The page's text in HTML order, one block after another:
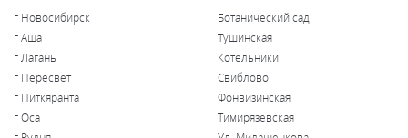
г Новосибирск
г Аша
г Лагань
г Пересвет
г Питкяранта
г Оса
Ботанический сад
Тушинская
Котельники
Свиблово
Фонвизинская
Тимирязевская